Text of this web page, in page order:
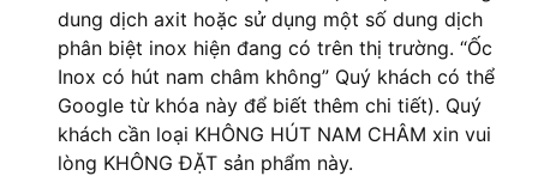
dung dịch axit hoặc sử dụng một số dung dịch
phân biệt inox hiện đang có trên thị trường. “Ốc
Inox có hút nam châm không” Quý khách có thể
Google từ khóa này để biết thêm chi tiết). Quý
khách cần loại KHÔNG HÚT NAM CHÂM xin vui
lòng KHÔNG ĐẶT sản phẩm này.